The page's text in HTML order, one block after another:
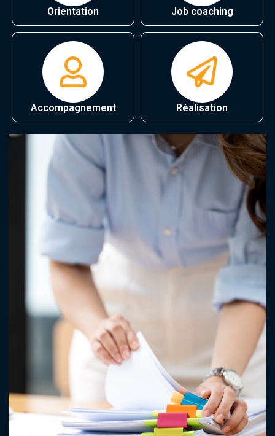
Orientation Job coaching
Accompagnement Réalisation